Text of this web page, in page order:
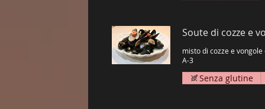
Soute di cozze e
misto di cozze e vongole con
A-3
Senza glutine